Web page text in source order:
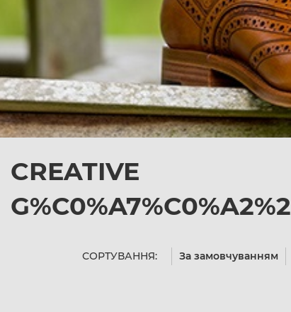
CREATIVE
СОРТУВАННЯ: За замовчуванням